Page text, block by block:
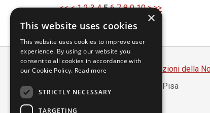
<< < 1 2 3 4 5 6 7 8 9 10 > >>
Scuola Normale Superiore
Edizioni della
Piazza dei Cavalieri, 7 - 56126 Pisa
Partita IVA 00420000507
×
This website uses cookies
This website uses cookies to improve user
experience. By using our website you
consent to all cookies in accordance with
our Cookie Policy. Read more
STRICTLY NECESSARY
TARGETING